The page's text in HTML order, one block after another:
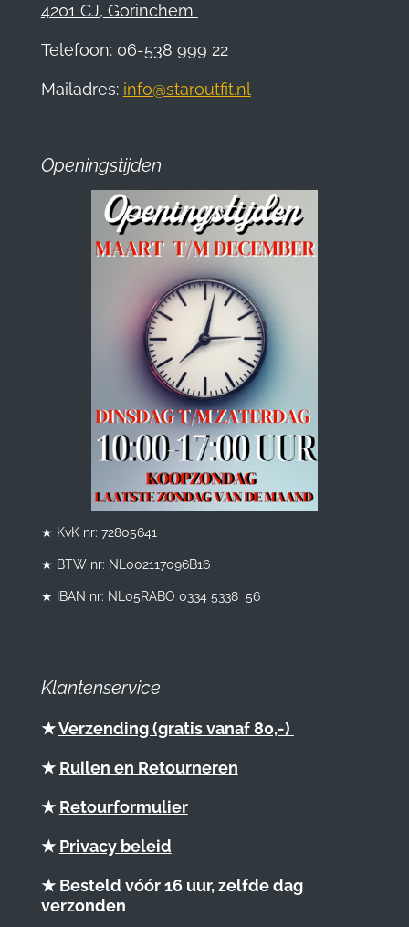
4201 CJ, Gorinchem
Telefoon: 06-538 999 22
Mailadres: info@staroutfit.nl
Openingstijden
★ KvK nr: 72805641
★ BTW nr: NL002117096B16
★ IBAN nr: NL05RABO 0334 5338 56
Klantenservice
★Verzending (gratis vanaf 80,-)
★ Ruilen en Retourneren
★ Retourformulier
★ Privacy beleid
★ Besteld vóór 16 uur, zelfde dag
verzonden